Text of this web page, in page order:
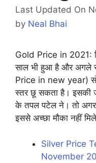
Last Updated On
by Neal Bhai
Gold Price in 2021:
साल भी हुआ है और अगले
Price in new year)
स्तर छू सकता है। इसकी
के तपल पटेल ने। तो अगर
इससे अच्छा मौका नहीं
Silver Price
November